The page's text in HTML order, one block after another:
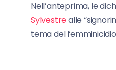
Nell’anteprima, le
Sylvestrealle
tema del